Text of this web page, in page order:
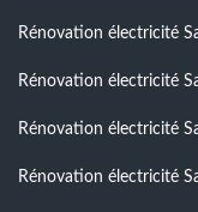
Rénovation électricité
Rénovation électricité
Rénovation électricité
Rénovation électricité